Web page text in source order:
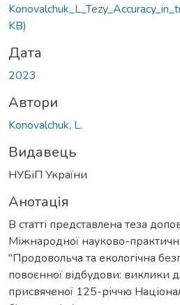
KB)
Дата
2023
Автори
Konovalchuk, L.
Видавець
НУБіП України
Анотація
В статті представлена теза
Міжнародної науково-
"Продовольча та екологічна
повоєнної відбудови: виклики
присвяченої 125-річчю